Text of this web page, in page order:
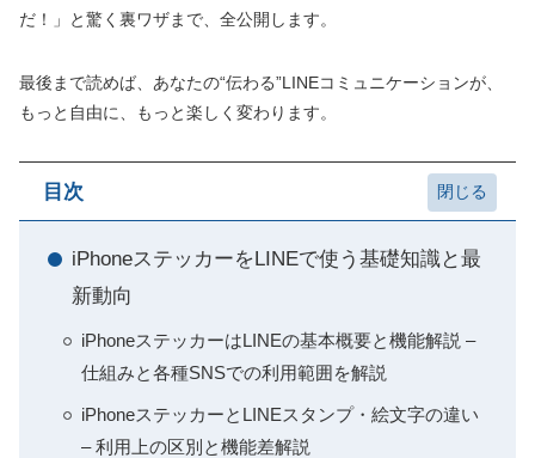
だ！」と驚く裏ワザまで、全公開します。
最後まで読めば、あなたの“伝わる”LINEコミュニケーションが、
もっと自由に、もっと楽しく変わります。
目次
iPhoneステッカーをLINEで使う基礎知識と最
新動向
iPhoneステッカーはLINEの基本概要と機能解説 –
仕組みと各種SNSでの利用範囲を解説
iPhoneステッカーとLINEスタンプ・絵文字の違い
– 利用上の区別と機能差解説